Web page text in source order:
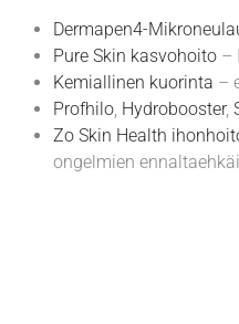
Dermapen4-
Pure Skin kasvohoito –
Kemiallinen kuorinta –
Profhilo Hydrobooster,
Zo Skin Health
ongelmien